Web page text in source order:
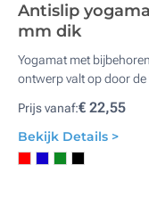
Antislip
mm dik
Yogamat met
ontwerp valt op door
Prijs vanaf:€ 22,55
Bekijk Details >